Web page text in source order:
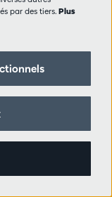
par des tiers. Plus